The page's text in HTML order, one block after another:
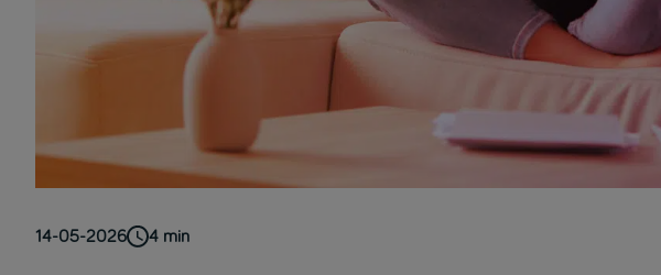
14-05-2026 4 min